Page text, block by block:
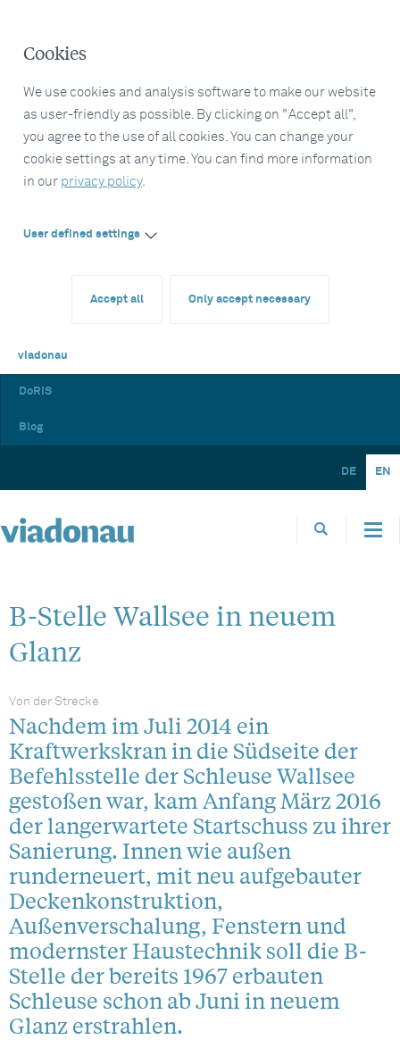
Cookies
We use cookies and analysis software to make our website
as user-friendly as possible. By clicking on "Accept all",
you agree to the use of all cookies. You can change your
cookie settings at any time. You can find more information
in our privacy policy.
User defined settings
Accept all Only accept necessary
viadonau
DoRIS
Blog
DE EN
B-Stelle Wallsee in neuem
Glanz
Von der Strecke
Nachdem im Juli 2014 ein
Kraftwerkskran in die Südseite der
Befehlsstelle der Schleuse Wallsee
gestoßen war, kam Anfang März 2016
der langerwartete Startschuss zu ihrer
Sanierung. Innen wie außen
runderneuert, mit neu aufgebauter
Deckenkonstruktion,
Außenverschalung, Fenstern und
modernster Haustechnik soll die B-
Stelle der bereits 1967 erbauten
Schleuse schon ab Juni in neuem
Glanz erstrahlen.